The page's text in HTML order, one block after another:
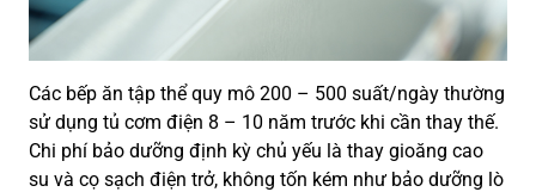
Các bếp ăn tập thể quy mô 200 – 500 suất/ngày thường
sử dụng tủ cơm điện 8 – 10 năm trước khi cần thay thế.
Chi phí bảo dưỡng định kỳ chủ yếu là thay gioăng cao
su và cọ sạch điện trở, không tốn kém như bảo dưỡng lò